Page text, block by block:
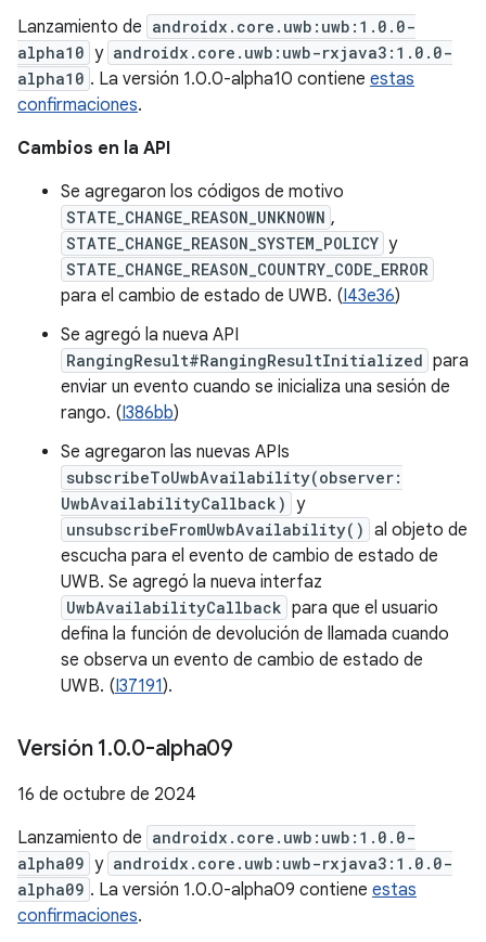
Lanzamiento de androidx.core.uwb:uwb:1.0.0-
alpha10 y androidx.core.uwb:uwb-rxjava3:1.0.0-
alpha10 . La versión 1.0.0-alpha10 contiene estas
confirmaciones.
Cambios en la API
Se agregaron los códigos de motivo
STATE_CHANGE_REASON_UNKNOWN ,
STATE_CHANGE_REASON_SYSTEM_POLICY y
STATE_CHANGE_REASON_COUNTRY_CODE_ERROR
para el cambio de estado de UWB. (I43e36)
Se agregó la nueva API
RangingResult#RangingResultInitialized para
enviar un evento cuando se inicializa una sesión de
rango. (I386bb)
Se agregaron las nuevas APIs
subscribeToUwbAvailability(observer:
UwbAvailabilityCallback) y
unsubscribeFromUwbAvailability() al objeto de
escucha para el evento de cambio de estado de
UWB. Se agregó la nueva interfaz
UwbAvailabilityCallback para que el usuario
defina la función de devolución de llamada cuando
se observa un evento de cambio de estado de
UWB. (I37191).
Versión 1.0.0-alpha09
16 de octubre de 2024
Lanzamiento de androidx.core.uwb:uwb:1.0.0-
alpha09 y androidx.core.uwb:uwb-rxjava3:1.0.0-
alpha09 . La versión 1.0.0-alpha09 contiene estas
confirmaciones.